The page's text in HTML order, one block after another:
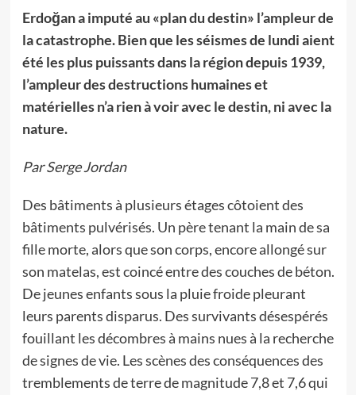
Erdoğan a imputé au «plan du destin» l’ampleur de
la catastrophe. Bien que les séismes de lundi aient
été les plus puissants dans la région depuis 1939,
l’ampleur des destructions humaines et
matérielles n’a rien à voir avec le destin, ni avec la
nature.
Par Serge Jordan
Des bâtiments à plusieurs étages côtoient des
bâtiments pulvérisés. Un père tenant la main de sa
fille morte, alors que son corps, encore allongé sur
son matelas, est coincé entre des couches de béton.
De jeunes enfants sous la pluie froide pleurant
leurs parents disparus. Des survivants désespérés
fouillant les décombres à mains nues à la recherche
de signes de vie. Les scènes des conséquences des
tremblements de terre de magnitude 7,8 et 7,6 qui